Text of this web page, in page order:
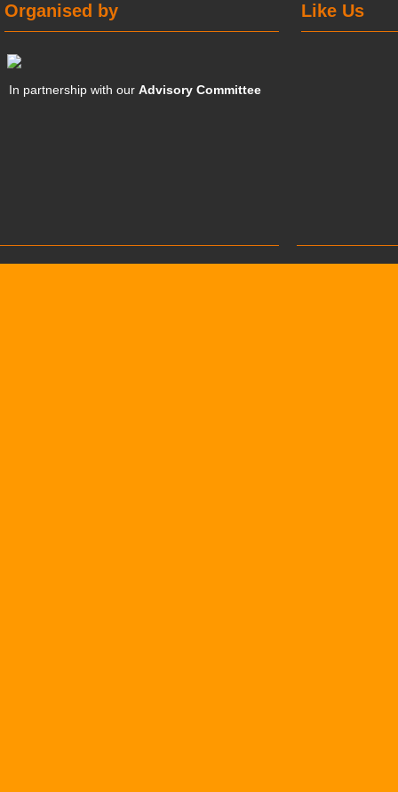
Like Us
Organised by
In partnership with ourAdvisory Committee